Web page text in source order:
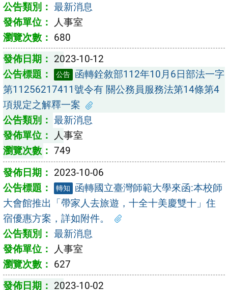
最新消息
人事室
680
2023-10-12
公告 函轉銓敘部112年10月6日部法一字
第11256217411號令有 關公務員服務法第14條第4
項規定之解釋一案
最新消息
人事室
749
2023-10-06
轉知
函轉國立臺灣師範大學來函:本校師
大會館推出「帶家人去旅遊，十全十美慶雙十」住
宿優惠方案，詳如附件。
最新消息
人事室
627
2023-10-02